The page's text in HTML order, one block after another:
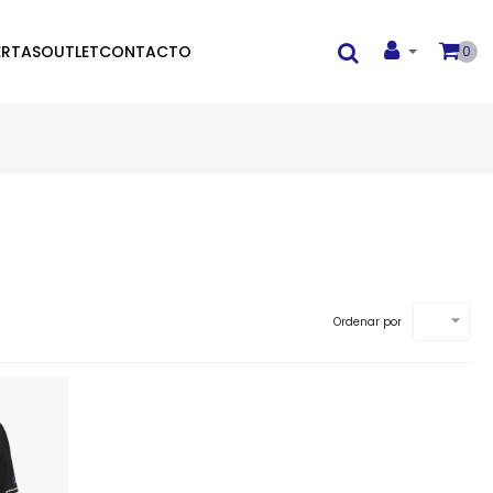
OUTLETCONTACTO 0
Ordenar por 